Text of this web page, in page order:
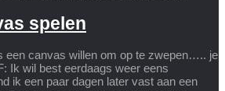
spelen
een canvas willen om op te zwepen….. je
wil best eerdaags weer eens
ik een paar dagen later vast aan een